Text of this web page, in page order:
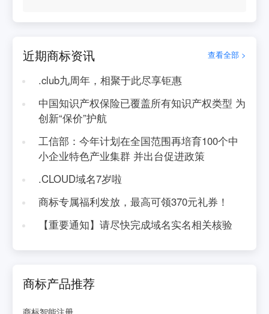
近期商标资讯 查看全部 >
.club九周年，相聚于此尽享钜惠
中国知识产权保险已覆盖所有知识产权类型 为
创新“保价”护航
工信部：今年计划在全国范围再培育100个中
小企业特色产业集群 并出台促进政策
.CLOUD域名7岁啦
商标专属福利发放，最高可领370元礼券！
【重要通知】请尽快完成域名实名相关核验
商标产品推荐
商标智能注册